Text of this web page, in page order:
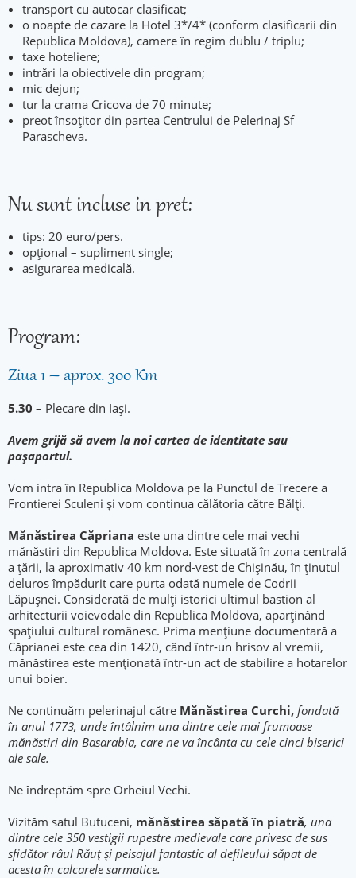
transport cu autocar clasificat;
o noapte de cazare la Hotel 3*/4* (conform clasificarii din
Republica Moldova), camere în regim dublu / triplu;
taxe hoteliere;
intrări la obiectivele din program;
mic dejun;
tur la crama Cricova de 70 minute;
preot însoțitor din partea Centrului de Pelerinaj Sf
Parascheva.
Nu sunt incluse in pret:
tips: 20 euro/pers.
opțional – supliment single;
asigurarea medicală.
Program:
Ziua 1 – aprox. 300 Km
5.30 – Plecare din Iași.
Avem grijă să avem la noi cartea de identitate sau
pașaportul.
Vom intra în Republica Moldova pe la Punctul de Trecere a
Frontierei Sculeni și vom continua călătoria către Bălți.
Mănăstirea Căpriana este una dintre cele mai vechi
mănăstiri din Republica Moldova. Este situată în zona centrală
a țării, la aproximativ 40 km nord-vest de Chișinău, în ținutul
deluros împădurit care purta odată numele de Codrii
Lăpușnei. Considerată de mulți istorici ultimul bastion al
arhitecturii voievodale din Republica Moldova, aparținând
spațiului cultural românesc. Prima mențiune documentară a
Căprianei este cea din 1420, când într-un hrisov al vremii,
mănăstirea este menționată într-un act de stabilire a hotarelor
unui boier.
Ne continuăm pelerinajul către Mănăstirea Curchi, fondată
în anul 1773, unde întâlnim una dintre cele mai frumoase
mănăstiri din Basarabia, care ne va încânta cu cele cinci biserici
ale sale.
Ne îndreptăm spre Orheiul Vechi.
Vizităm satul Butuceni, mănăstirea săpată în piatră, una
dintre cele 350 vestigii rupestre medievale care privesc de sus
sfidător râul Răuț și peisajul fantastic al defileului săpat de
acesta în calcarele sarmatice.